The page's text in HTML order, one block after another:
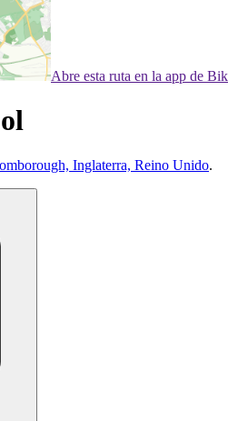
Abre esta ruta en la app de
Inglaterra, Reino Unido.